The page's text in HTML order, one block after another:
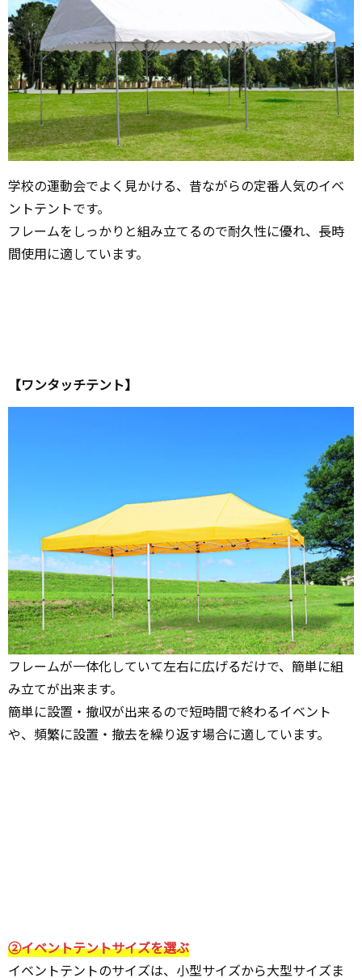
学校の運動会でよく見かける、昔ながらの定番人気のイベ
ントテントです。
フレームをしっかりと組み立てるので耐久性に優れ、長時
間使用に適しています。
【ワンタッチテント】
フレームが一体化していて左右に広げるだけで、簡単に組
み立てが出来ます。
簡単に設置・撤収が出来るので短時間で終わるイベント
や、頻繁に設置・撤去を繰り返す場合に適しています。
②イベントテントサイズを選ぶ
イベントテントのサイズは、小型サイズから大型サイズま